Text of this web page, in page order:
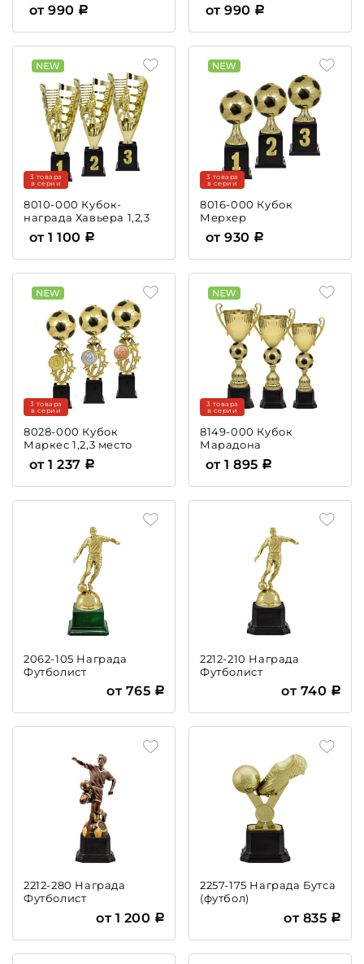
от 990 от 990
8010-000 Кубок-
награда Хавьера 1,2,3
место ЖЕНСКИЙ
3 товара
в серии
от 1 100
8016-000 Кубок
Мерхер
3 товара
в серии
от 930
8028-000 Кубок
Маркес 1,2,3 место
3 товара
в серии
от 1 237
8149-000 Кубок
Марадона
3 товара
в серии
от 1 895
2062-105 Награда
Футболист
от 765
2212-210 Награда
Футболист
от 740
2212-280 Награда
Футболист
от 1 200
2257-175 Награда Бутса
(футбол)
от 835